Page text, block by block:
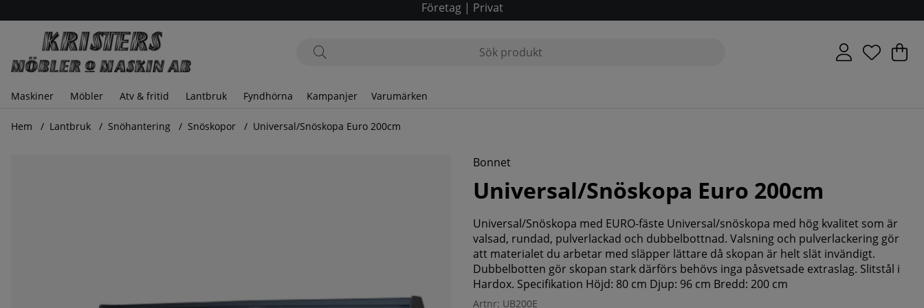
Företag| Privat
.
Maskiner Möbler Atv & fritid Lantbruk Fyndhörna Kampanjer Varumärken
Hem Lantbruk Snöhantering Snöskopor Universal/Snöskopa Euro 200cm
Bonnet
Universal/Snöskopa Euro 200cm
Universal/Snöskopa med EURO-fäste Universal/snöskopa med hög kvalitet som är
valsad, rundad, pulverlackad och dubbelbottnad. Valsning och pulverlackering gör
att materialet du arbetar med släpper lättare då skopan är helt slät invändigt.
Dubbelbotten gör skopan stark därförs behövs inga påsvetsade extraslag. Slitstål i
Hardox. Specifikation Höjd: 80 cm Djup: 96 cm Bredd: 200 cm
Artnr: UB200E